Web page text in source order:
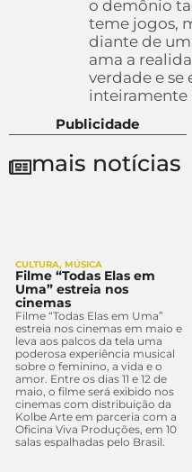
o demônio
teme jogos,
diante de
ama a
verdade e se
inteiramente
Publicidade
mais notícias
CULTURA, MÚSICA
Filme “Todas Elas em
Uma” estreia nos
cinemas
Filme “Todas Elas em Uma”
estreia nos cinemas em maio e
leva aos palcos da tela uma
poderosa experiência musical
sobre o feminino, a vida e o
amor. Entre os dias 11 e 12 de
maio, o filme será exibido nos
cinemas com distribuição da
Kolbe Arte em parceria com a
Oficina Viva Produções, em 10
salas espalhadas pelo Brasil.